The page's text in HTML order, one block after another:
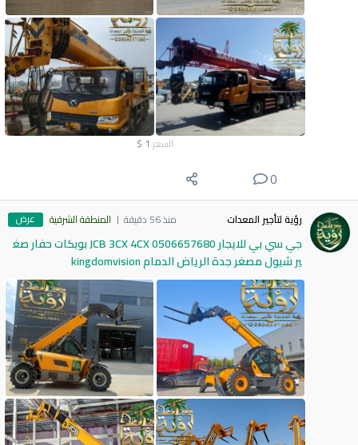
السعر 1
$
0
رؤية لتأجير المعدات منذ 56 دقيقة المنطقة الشرقية عرض
جي سي بي للايجار 0506657680 JCB 3CX 4CX بوبكات حفار صغ
ير شيول مصغر جدة الرياض الدمام kingdomvision